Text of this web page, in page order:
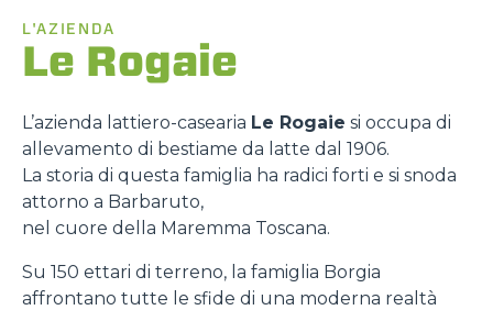
L'AZIENDA
Le Rogaie
L’azienda lattiero-casearia Le Rogaie si occupa di
allevamento di bestiame da latte dal 1906.
La storia di questa famiglia ha radici forti e si snoda
attorno a Barbaruto,
nel cuore della Maremma Toscana.
Su 150 ettari di terreno, la famiglia Borgia
affrontano tutte le sfide di una moderna realtà